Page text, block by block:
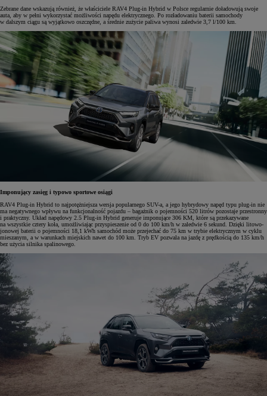
Zebrane dane wskazują również, że właściciele RAV4 Plug-in Hybrid w Polsce regularnie doładowują swoje
auta, aby w pełni wykorzystać możliwości napędu elektrycznego. Po rozładowaniu baterii samochody
w dalszym ciągu są wyjątkowo oszczędne, a średnie zużycie paliwa wynosi zaledwie 3,7 l/100 km.
Imponujący zasięg i typowo sportowe osiągi
RAV4 Plug-in Hybrid to najpotężniejsza wersja popularnego SUV-a, a jego hybrydowy napęd typu plug-in nie
ma negatywnego wpływu na funkcjonalność pojazdu – bagażnik o pojemności 520 litrów pozostaje przestronny
i praktyczny. Układ napędowy 2.5 Plug-in Hybrid generuje imponujące 306 KM, które są przekazywane
na wszystkie cztery koła, umożliwiając przyspieszenie od 0 do 100 km/h w zaledwie 6 sekund. Dzięki litowo-
jonowej baterii o pojemności 18,1 kWh samochód może przejechać do 75 km w trybie elektrycznym w cyklu
mieszanym, a w warunkach miejskich nawet do 100 km. Tryb EV pozwala na jazdę z prędkością do 135 km/h
bez użycia silnika spalinowego.